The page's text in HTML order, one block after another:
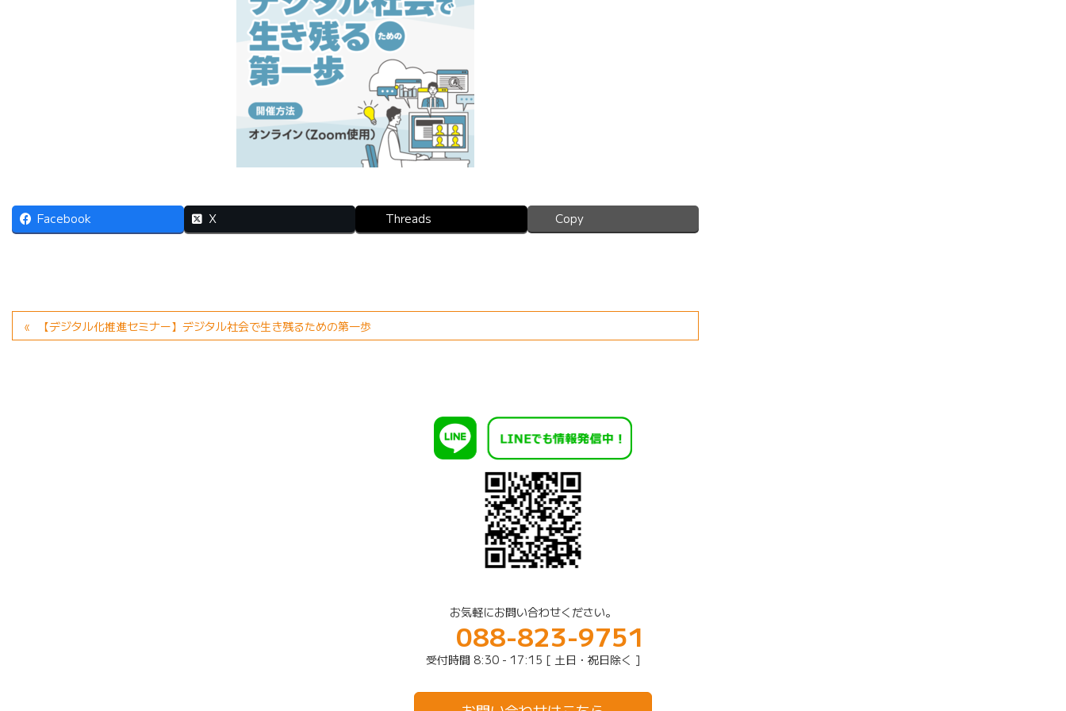
Facebook X Threads Copy
【デジタル化推進セミナー】デジタル社会で生き残るための第一歩
お気軽にお問い合わせください。
088-823-9751
受付時間 8:30 - 17:15 [ 土日・祝日除く ]